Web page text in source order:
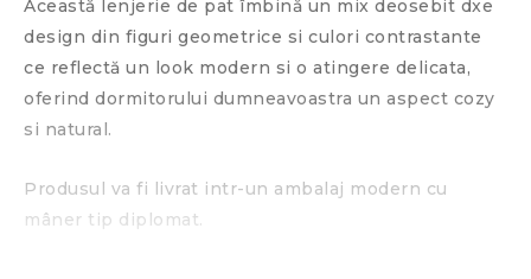
Această lenjerie de pat îmbină un mix deosebit dxe
design din figuri geometrice si culori contrastante
ce reflectă un look modern si o atingere delicata,
oferind dormitorului dumneavoastra un aspect cozy
si natural.
Produsul va fi livrat intr-un ambalaj modern cu
mâner tip diplomat.